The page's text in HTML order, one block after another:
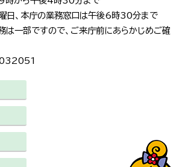
日、本庁の業務窓口は午後6時30分まで
は一部ですので、ご来庁前にあらかじめご確